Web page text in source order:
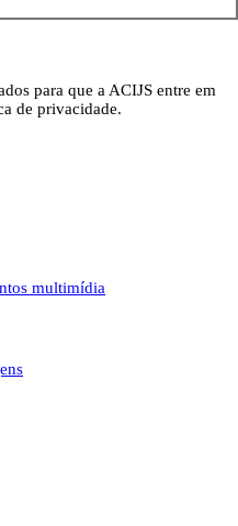
para que a ACIJS entre em
de privacidade.
multimídia